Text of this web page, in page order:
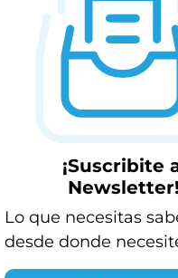
¡Suscribite
Newsletter!
Lo que necesitas
desde donde